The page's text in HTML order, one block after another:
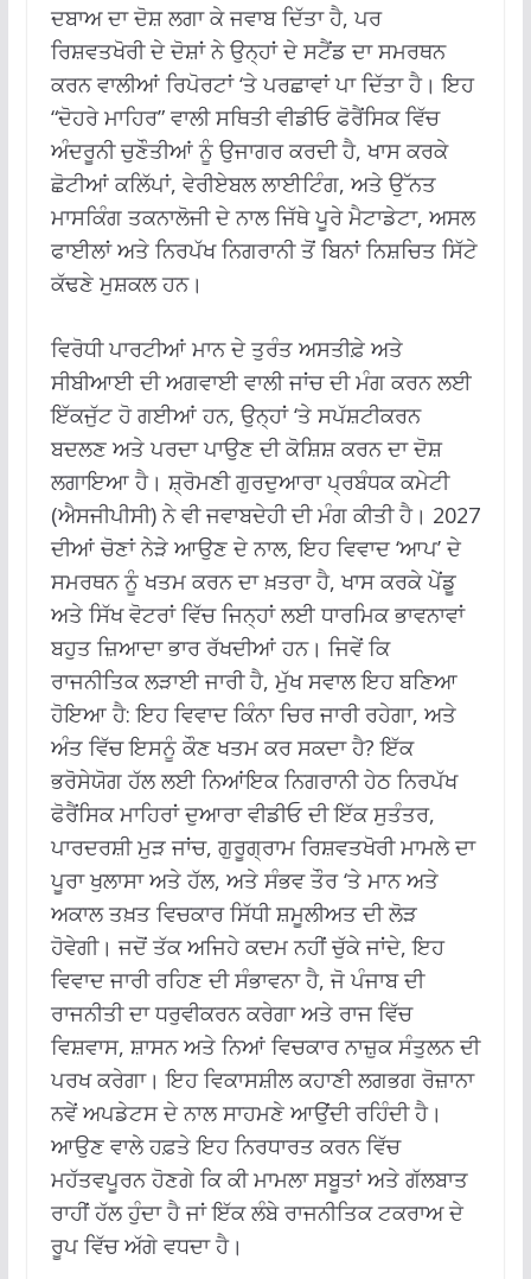
ਦਬਾਅ ਦਾ ਦੋਸ਼ ਲਗਾ ਕੇ ਜਵਾਬ ਦਿੱਤਾ ਹੈ, ਪਰ
ਰਿਸ਼ਵਤਖੋਰੀ ਦੇ ਦੋਸ਼ਾਂ ਨੇ ਉਨ੍ਹਾਂ ਦੇ ਸਟੈਂਡ ਦਾ ਸਮਰਥਨ
ਕਰਨ ਵਾਲੀਆਂ ਰਿਪੋਰਟਾਂ ‘ਤੇ ਪਰਛਾਵਾਂ ਪਾ ਦਿੱਤਾ ਹੈ। ਇਹ
“ਦੋਹਰੇ ਮਾਹਿਰ” ਵਾਲੀ ਸਥਿਤੀ ਵੀਡੀਓ ਫੋਰੈਂਸਿਕ ਵਿੱਚ
ਅੰਦਰੂਨੀ ਚੁਣੌਤੀਆਂ ਨੂੰ ਉਜਾਗਰ ਕਰਦੀ ਹੈ, ਖਾਸ ਕਰਕੇ
ਛੋਟੀਆਂ ਕਲਿੱਪਾਂ, ਵੇਰੀਏਬਲ ਲਾਈਟਿੰਗ, ਅਤੇ ਉੱਨਤ
ਮਾਸਕਿੰਗ ਤਕਨਾਲੋਜੀ ਦੇ ਨਾਲ ਜਿੱਥੇ ਪੂਰੇ ਮੈਟਾਡੇਟਾ, ਅਸਲ
ਫਾਈਲਾਂ ਅਤੇ ਨਿਰਪੱਖ ਨਿਗਰਾਨੀ ਤੋਂ ਬਿਨਾਂ ਨਿਸ਼ਚਿਤ ਸਿੱਟੇ
ਕੱਢਣੇ ਮੁਸ਼ਕਲ ਹਨ।
ਵਿਰੋਧੀ ਪਾਰਟੀਆਂ ਮਾਨ ਦੇ ਤੁਰੰਤ ਅਸਤੀਫ਼ੇ ਅਤੇ
ਸੀਬੀਆਈ ਦੀ ਅਗਵਾਈ ਵਾਲੀ ਜਾਂਚ ਦੀ ਮੰਗ ਕਰਨ ਲਈ
ਇੱਕਜੁੱਟ ਹੋ ਗਈਆਂ ਹਨ, ਉਨ੍ਹਾਂ ‘ਤੇ ਸਪੱਸ਼ਟੀਕਰਨ
ਬਦਲਣ ਅਤੇ ਪਰਦਾ ਪਾਉਣ ਦੀ ਕੋਸ਼ਿਸ਼ ਕਰਨ ਦਾ ਦੋਸ਼
ਲਗਾਇਆ ਹੈ। ਸ਼੍ਰੋਮਣੀ ਗੁਰਦੁਆਰਾ ਪ੍ਰਬੰਧਕ ਕਮੇਟੀ
(ਐਸਜੀਪੀਸੀ) ਨੇ ਵੀ ਜਵਾਬਦੇਹੀ ਦੀ ਮੰਗ ਕੀਤੀ ਹੈ। 2027
ਦੀਆਂ ਚੋਣਾਂ ਨੇੜੇ ਆਉਣ ਦੇ ਨਾਲ, ਇਹ ਵਿਵਾਦ ‘ਆਪ’ ਦੇ
ਸਮਰਥਨ ਨੂੰ ਖਤਮ ਕਰਨ ਦਾ ਖ਼ਤਰਾ ਹੈ, ਖਾਸ ਕਰਕੇ ਪੇਂਡੂ
ਅਤੇ ਸਿੱਖ ਵੋਟਰਾਂ ਵਿੱਚ ਜਿਨ੍ਹਾਂ ਲਈ ਧਾਰਮਿਕ ਭਾਵਨਾਵਾਂ
ਬਹੁਤ ਜ਼ਿਆਦਾ ਭਾਰ ਰੱਖਦੀਆਂ ਹਨ। ਜਿਵੇਂ ਕਿ
ਰਾਜਨੀਤਿਕ ਲੜਾਈ ਜਾਰੀ ਹੈ, ਮੁੱਖ ਸਵਾਲ ਇਹ ਬਣਿਆ
ਹੋਇਆ ਹੈ: ਇਹ ਵਿਵਾਦ ਕਿੰਨਾ ਚਿਰ ਜਾਰੀ ਰਹੇਗਾ, ਅਤੇ
ਅੰਤ ਵਿੱਚ ਇਸਨੂੰ ਕੌਣ ਖਤਮ ਕਰ ਸਕਦਾ ਹੈ? ਇੱਕ
ਭਰੋਸੇਯੋਗ ਹੱਲ ਲਈ ਨਿਆਂਇਕ ਨਿਗਰਾਨੀ ਹੇਠ ਨਿਰਪੱਖ
ਫੋਰੈਂਸਿਕ ਮਾਹਿਰਾਂ ਦੁਆਰਾ ਵੀਡੀਓ ਦੀ ਇੱਕ ਸੁਤੰਤਰ,
ਪਾਰਦਰਸ਼ੀ ਮੁੜ ਜਾਂਚ, ਗੁਰੂਗ੍ਰਾਮ ਰਿਸ਼ਵਤਖੋਰੀ ਮਾਮਲੇ ਦਾ
ਪੂਰਾ ਖੁਲਾਸਾ ਅਤੇ ਹੱਲ, ਅਤੇ ਸੰਭਵ ਤੌਰ ‘ਤੇ ਮਾਨ ਅਤੇ
ਅਕਾਲ ਤਖ਼ਤ ਵਿਚਕਾਰ ਸਿੱਧੀ ਸ਼ਮੂਲੀਅਤ ਦੀ ਲੋੜ
ਹੋਵੇਗੀ। ਜਦੋਂ ਤੱਕ ਅਜਿਹੇ ਕਦਮ ਨਹੀਂ ਚੁੱਕੇ ਜਾਂਦੇ, ਇਹ
ਵਿਵਾਦ ਜਾਰੀ ਰਹਿਣ ਦੀ ਸੰਭਾਵਨਾ ਹੈ, ਜੋ ਪੰਜਾਬ ਦੀ
ਰਾਜਨੀਤੀ ਦਾ ਧਰੁਵੀਕਰਨ ਕਰੇਗਾ ਅਤੇ ਰਾਜ ਵਿੱਚ
ਵਿਸ਼ਵਾਸ, ਸ਼ਾਸਨ ਅਤੇ ਨਿਆਂ ਵਿਚਕਾਰ ਨਾਜ਼ੁਕ ਸੰਤੁਲਨ ਦੀ
ਪਰਖ ਕਰੇਗਾ। ਇਹ ਵਿਕਾਸਸ਼ੀਲ ਕਹਾਣੀ ਲਗਭਗ ਰੋਜ਼ਾਨਾ
ਨਵੇਂ ਅਪਡੇਟਸ ਦੇ ਨਾਲ ਸਾਹਮਣੇ ਆਉਂਦੀ ਰਹਿੰਦੀ ਹੈ।
ਆਉਣ ਵਾਲੇ ਹਫ਼ਤੇ ਇਹ ਨਿਰਧਾਰਤ ਕਰਨ ਵਿੱਚ
ਮਹੱਤਵਪੂਰਨ ਹੋਣਗੇ ਕਿ ਕੀ ਮਾਮਲਾ ਸਬੂਤਾਂ ਅਤੇ ਗੱਲਬਾਤ
ਰਾਹੀਂ ਹੱਲ ਹੁੰਦਾ ਹੈ ਜਾਂ ਇੱਕ ਲੰਬੇ ਰਾਜਨੀਤਿਕ ਟਕਰਾਅ ਦੇ
ਰੂਪ ਵਿੱਚ ਅੱਗੇ ਵਧਦਾ ਹੈ।